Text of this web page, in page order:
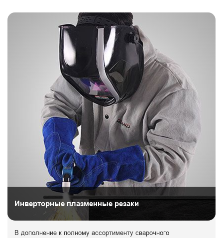
Инверторные плазменные резаки
В дополнение к полному ассортименту сварочного